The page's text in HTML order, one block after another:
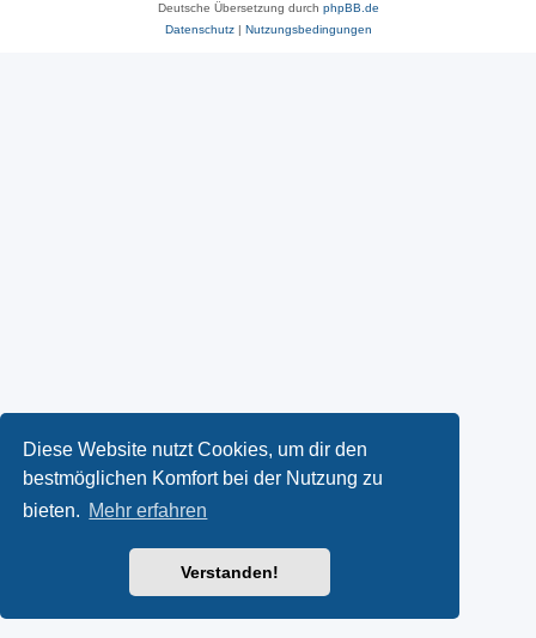
Diese Website nutzt Cookies, um dir den
bestmöglichen Komfort bei der Nutzung zu
bieten. Mehr erfahren
Verstanden!
Deutsche Übersetzung durch phpBB.de
Datenschutz| Nutzungsbedingungen